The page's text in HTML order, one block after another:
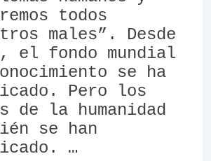
todos
males”. Desde
el fondo mundial
se ha
Pero los
de la humanidad
se han
…